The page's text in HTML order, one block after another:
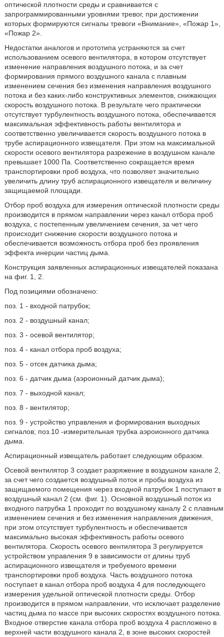
оптической плотности среды и сравнивается с
запрограммированными уровнями тревог, при достижении
которых формируются сигналы тревоги «Внимание», «Пожар 1»,
«Пожар 2».
Недостатки аналогов и прототипа устраняются за счет
использованием осевого вентилятора, в котором отсутствует
изменение направления воздушного потока, и за счет
формирования прямого воздушного канала с плавным
изменением сечения без изменения направления воздушного
потока и без каких-либо конструктивных элементов, снижающих
скорость воздушного потока. В результате чего практически
отсутствует турбулентность воздушного потока, обеспечивается
максимальная эффективность работы вентилятора и
соответственно увеличивается скорость воздушного потока в
трубе аспирационного извещателя. При этом на максимальной
скорости осевого вентилятора разрежение в воздушном канале
превышает 1000 Па. Соответственно сокращается время
транспортировки проб воздуха, что позволяет значительно
увеличить длину труб аспирационного извещателя и величину
защищаемой площади.
Отбор проб воздуха для измерения оптической плотности среды
производится в прямом направлении через канал отбора проб
воздуха, с постепенным увеличением сечения, за чет чего
происходит снижение скорости воздушного потока и
обеспечивается возможность отбора проб без проявления
эффекта инерции частиц дыма.
Конструкция заявленных аспирационных извещателей показана
на фиг. 1, 2.
Под позициями обозначено:
поз. 1 - входной патрубок;
поз. 2 - воздушный канал;
поз. 3 - осевой вентилятор;
поз. 4 - канал отбора проб воздуха;
поз. 5 - отсек датчика дыма;
поз. 6 - датчик дыма (аэроионный датчик дыма);
поз. 7 - выходной канал;
поз. 8 - вентилятор;
поз. 9 - устройство управления и формирования выходных
сигналов; поз.10 -измерительная трубка аэроионного датчика
дыма.
Аспирационный извещатель работает следующим образом.
Осевой вентилятор 3 создает разряжение в воздушном канале 2,
за счет чего создается воздушный поток и пробы воздуха из
защищаемого помещения через входной патрубок 1 поступают в
воздушный канал 2 (см. фиг. 1). Основной воздушный поток из
входного патрубка 1 проходит по воздушному каналу 2 с плавным
изменением сечения и без изменения направления движения,
при этом отсутствует турбулентность и обеспечивается
максимально высокая эффективность работы осевого
вентилятора. Скорость осевого вентилятора 3 регулируется
устройством управления 9 в зависимости от длины труб
аспирационного извещателя и требуемого времени
транспортировки проб воздуха. Часть воздушного потока
поступает в канал отбора проб воздуха 4 для последующего
измерения удельной оптической плотности среды. Отбор
производится в прямом направлении, что исключает разделение
частиц дыма по массе при высоких скоростях воздушного потока.
Входное отверстие канала отбора проб воздуха 4 распложено в
верхней части воздушного канала 2, в зоне высоких скоростей